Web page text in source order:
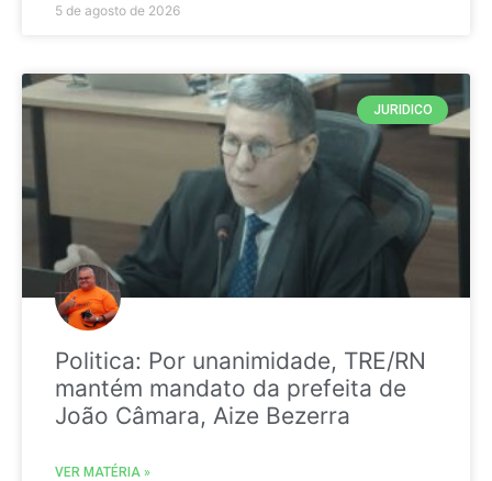
5 de agosto de 2026
JURIDICO
Politica: Por unanimidade, TRE/RN
mantém mandato da prefeita de
João Câmara, Aize Bezerra
VER MATÉRIA »